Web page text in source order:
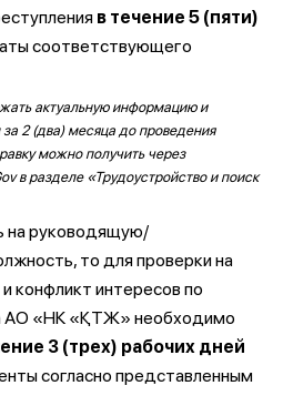
в течение 5 (пяти)
соответствующего
актуальную информацию и
2 (два) месяца до проведения
можно получить через
в разделе «Трудоустройство и поиск
на руководящую/
то для проверки на
конфликт интересов по
АО «НК «ҚТЖ» необходимо
3 (трех) рабочих дней
согласно представленным